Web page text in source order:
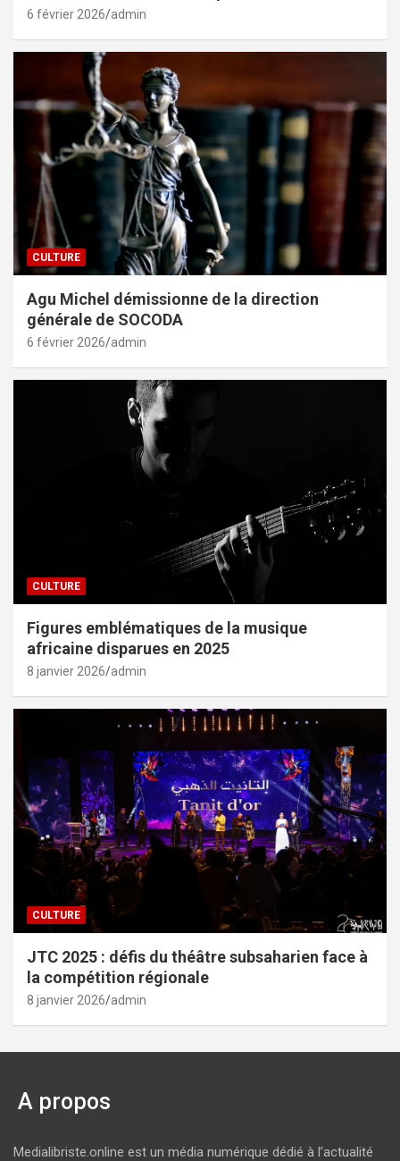
6 février 2026 admin
CULTURE
Agu Michel démissionne de la direction
générale de SOCODA
6 février 2026 admin
CULTURE
Figures emblématiques de la musique
africaine disparues en 2025
8 janvier 2026 admin
CULTURE
JTC 2025 : défis du théâtre subsaharien face à
la compétition régionale
8 janvier 2026 admin
A propos
Medialibriste.online est un média numérique dédié à l’actualité